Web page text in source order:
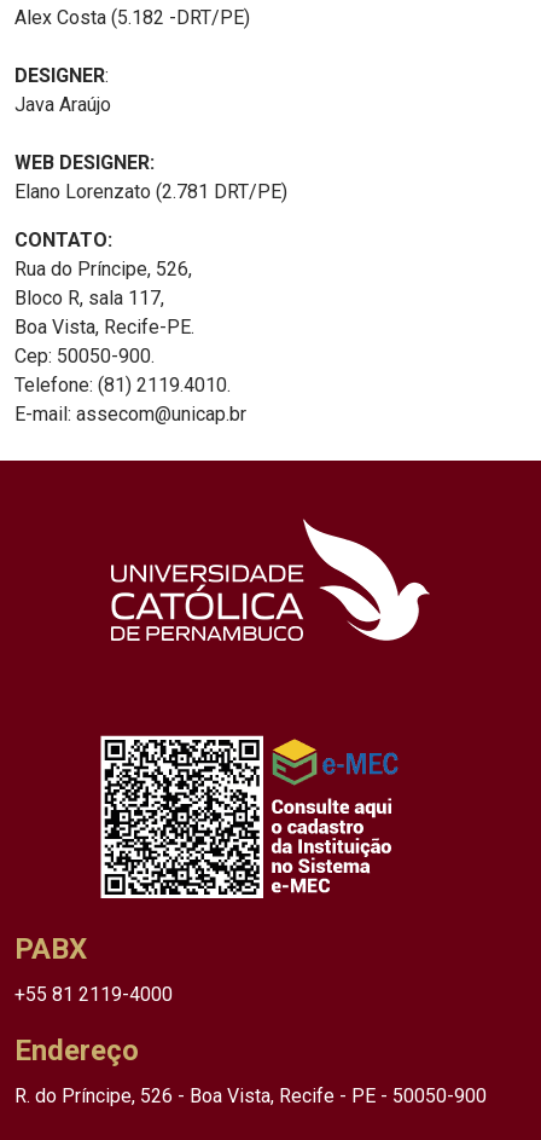
Alex Costa (5.182 -DRT/PE)
DESIGNER:
Java Araújo
WEB DESIGNER:
Elano Lorenzato (2.781 DRT/PE)
CONTATO:
Rua do Príncipe, 526,
Bloco R, sala 117,
Boa Vista, Recife-PE.
Cep: 50050-900.
Telefone: (81) 2119.4010.
E-mail: assecom@unicap.br
PABX
+55 81 2119-4000
Endereço
R. do Príncipe, 526 - Boa Vista, Recife - PE - 50050-900